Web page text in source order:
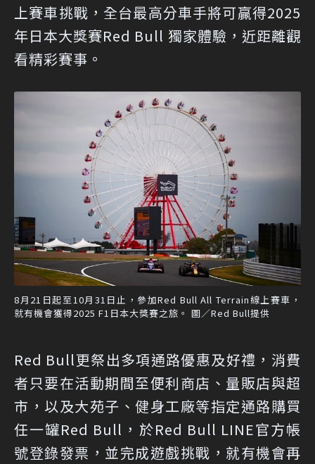
上賽車挑戰，全台最高分車手將可贏得2025
年日本大獎賽Red Bull 獨家體驗，近距離觀
看精彩賽事。
8月21日起至10月31日止，參加Red Bull All Terrain線上賽車，
就有機會獲得2025 F1日本大獎賽之旅。 圖／Red Bull提供
Red Bull更祭出多項通路優惠及好禮，消費
者只要在活動期間至便利商店、量販店與超
市，以及大苑子、健身工廠等指定通路購買
任一罐Red Bull，於Red Bull LINE官方帳
號登錄發票，並完成遊戲挑戰，就有機會再